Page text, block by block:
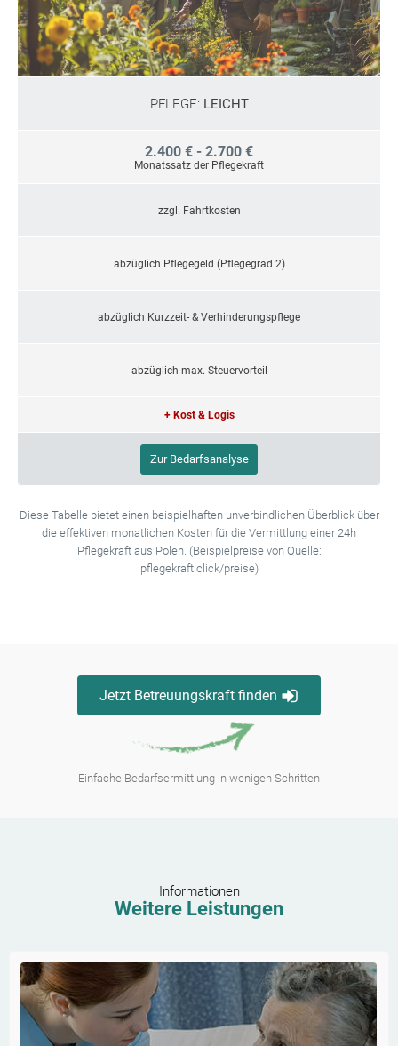
PFLEGE: LEICHT
2.400 € - 2.700 €
Monatssatz der Pflegekraft
zzgl. Fahrtkosten
abzüglich Pflegegeld (Pflegegrad 2)
abzüglich Kurzzeit- & Verhinderungspflege
abzüglich max. Steuervorteil
+ Kost & Logis
Zur Bedarfsanalyse
Diese Tabelle bietet einen beispielhaften unverbindlichen Überblick über
die effektiven monatlichen Kosten für die Vermittlung einer 24h
Pflegekraft aus Polen. (Beispielpreise von Quelle:
pflegekraft.click/preise)
Jetzt Betreuungskraft finden
Einfache Bedarfsermittlung in wenigen Schritten
Informationen
Weitere Leistungen